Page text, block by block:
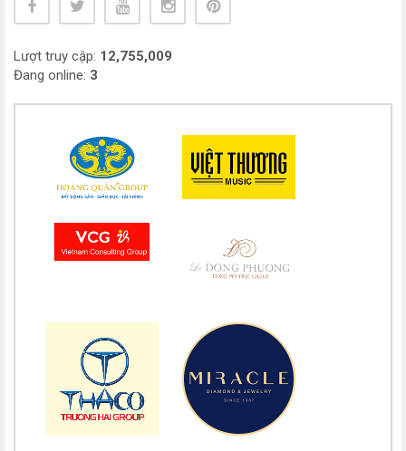
Chúc mừng bổn mạng Anh Maximiliano Mariakolbe Nguyễn
Chúc mừng bổn mạng Chị Maria Nguyễn Thị Mỹ Dung 15/08
Chúc mừng bổn mạng Chị Maria Nguyễn Thị Thanh Châu 15/08
Chúc mừng bổn mạng Chị Maria Lê Thị Kim Hồng 15/08
Chúc mừng bổn mạng Chị Maria Đỗ Thị Nguyệt (Khao) 15/08
Chúc mừng bổn mạng Chị Maria Trương Nguyễn Song Vân 15/08
Chúc mừng bổn mạng Maria Trương Thị Thanh Xuân 15/08
Chúc mừng bổn mạng Maria Vũ Thị Hoài Trang 15/08
Chúc mừng bổn mạng Maria Ngô Thị Thu 15/08
Chúc mừng bổn mạng Chị Maria Trương Thị Thanh Xuân 15/08
Lượt truy cập: 12,755,009
Đang online: 3